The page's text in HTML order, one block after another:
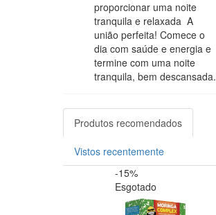
proporcionar uma noite
tranquila e relaxada A
união perfeita! Comece o
dia com saúde e energia e
termine com uma noite
tranquila, bem descansada.
Produtos recomendados
Vistos recentemente
-15%
Esgotado